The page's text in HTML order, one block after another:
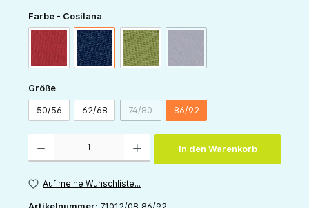
Farbe - Cosilana
marine grün
Größeauswählen
50/56 62/68 74/80(Diese Option ist zurzeit nicht verfügbar.)
86/92
In den Warenkorb
Auf meine Wunschliste...